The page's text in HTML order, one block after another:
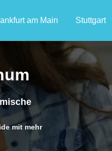
am Main Stuttgart
mit mehr